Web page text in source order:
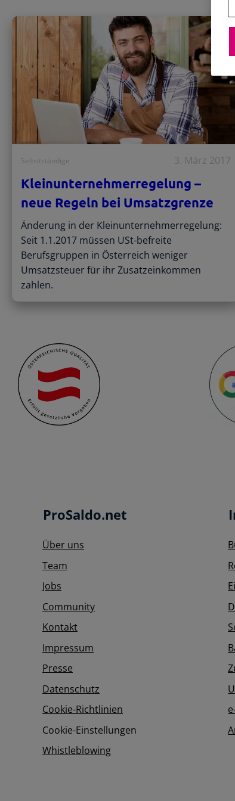
Selbstständige 3. März 2017
Kleinunternehmerregelung –
neue Regeln bei Umsatzgrenze
Änderung in der Kleinunternehmerregelung:
Seit 1.1.2017 müssen USt-befreite
Berufsgruppen in Österreich weniger
Umsatzsteuer für ihr Zusatzeinkommen
zahlen.
ProSaldo.net
Über uns
Team
Jobs
Community
Kontakt
Impressum
Presse
Datenschutz
Cookie-Richtlinien
Cookie-Einstellungen
Whistleblowing